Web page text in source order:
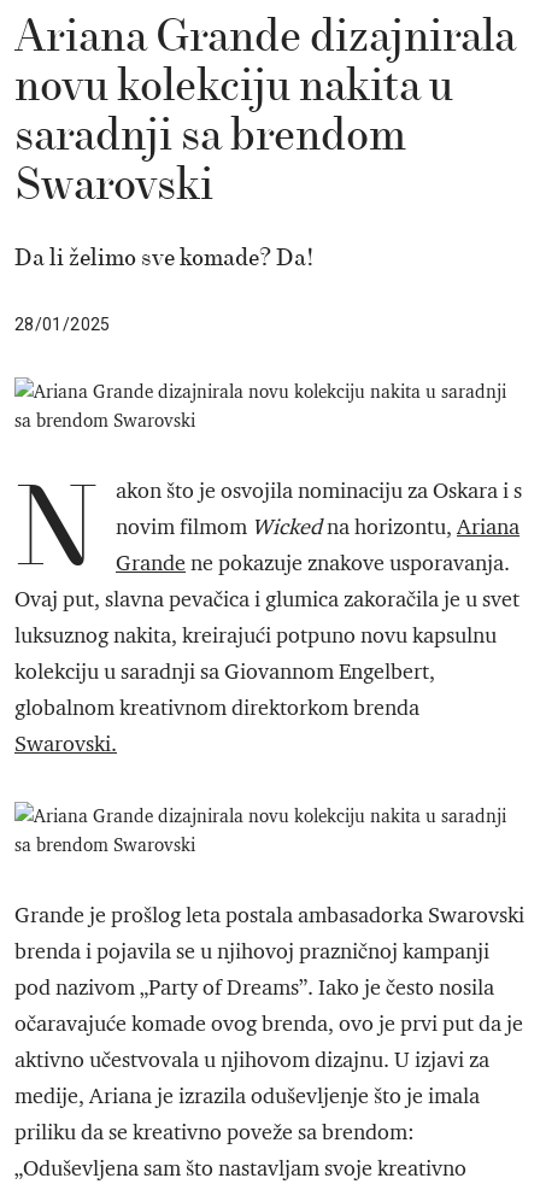
Ariana Grande dizajnirala
novu kolekciju nakita u
saradnji sa brendom
Swarovski
Da li želimo sve komade? Da!
28/01/2025
N
akon što je osvojila nominaciju za Oskara i s
novim filmom Wickedna horizontu,Ariana
Grande ne pokazuje znakove usporavanja.
Ovaj put, slavna pevačica i glumica zakoračila je u svet
luksuznog nakita, kreirajući potpuno novu kapsulnu
kolekciju u saradnji sa Giovannom Engelbert,
globalnom kreativnom direktorkom brenda
Swarovski.
Grande je prošlog leta postala ambasadorka Swarovski
brenda i pojavila se u njihovoj prazničnoj kampanji
pod nazivom „Party of Dreams”. Iako je često nosila
očaravajuće komade ovog brenda, ovo je prvi put da je
aktivno učestvovala u njihovom dizajnu. U izjavi za
medije, Ariana je izrazila oduševljenje što je imala
priliku da se kreativno poveže sa brendom:
„Oduševljena sam što nastavljam svoje kreativno